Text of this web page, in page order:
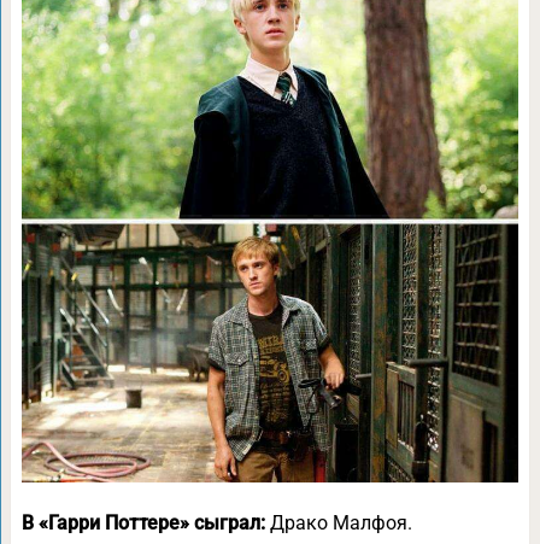
В «Гарри Поттере» сыграл:Драко Малфоя.